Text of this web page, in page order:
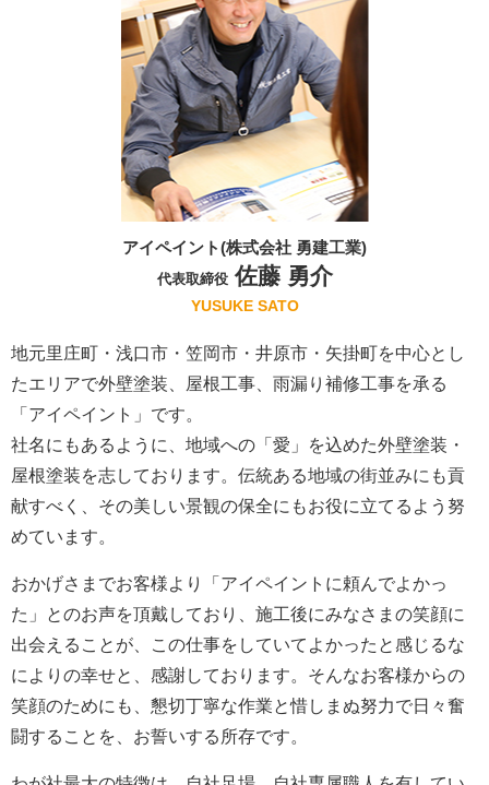
アイペイント(株式会社 勇建工業)
代表取締役佐藤 勇介
YUSUKE SATO
地元里庄町・浅口市・笠岡市・井原市・矢掛町を中心とし
たエリアで外壁塗装、屋根工事、雨漏り補修工事を承る
「アイペイント」です。
社名にもあるように、地域への「愛」を込めた外壁塗装・
屋根塗装を志しております。伝統ある地域の街並みにも貢
献すべく、その美しい景観の保全にもお役に立てるよう努
めています。
おかげさまでお客様より「アイペイントに頼んでよかっ
た」とのお声を頂戴しており、施工後にみなさまの笑顔に
出会えることが、この仕事をしていてよかったと感じるな
によりの幸せと、感謝しております。そんなお客様からの
笑顔のためにも、懇切丁寧な作業と惜しまぬ努力で日々奮
闘することを、お誓いする所存です。